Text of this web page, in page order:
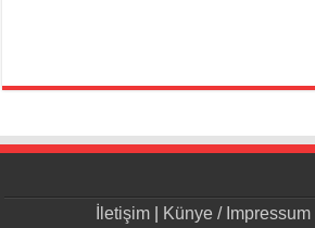
İletişim| Künye / Impressum|